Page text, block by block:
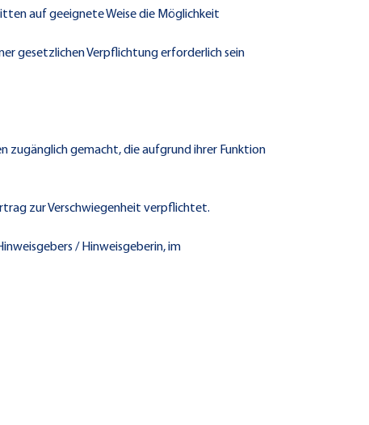
auf geeignete Weise die Möglichkeit
gesetzlichen Verpflichtung erforderlich sein
zugänglich gemacht, die aufgrund ihrer Funktion
zur Verschwiegenheit verpflichtet.
/ Hinweisgeberin, im